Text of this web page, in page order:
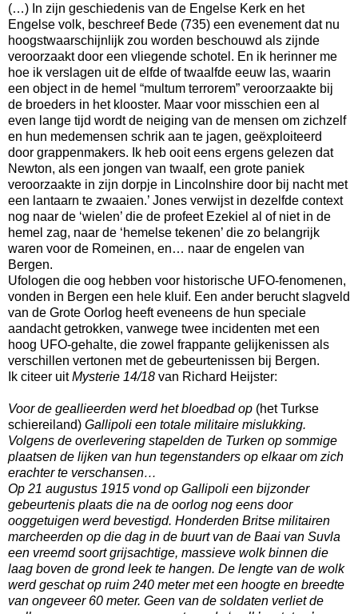
(…) In zijn geschiedenis van de Engelse Kerk en het
Engelse volk, beschreef Bede (735) een evenement dat nu
hoogstwaarschijnlijk zou worden beschouwd als zijnde
veroorzaakt door een vliegende schotel. En ik herinner me
hoe ik verslagen uit de elfde of twaalfde eeuw las, waarin
een object in de hemel “multum terrorem” veroorzaakte bij
de broeders in het klooster. Maar voor misschien een al
even lange tijd wordt de neiging van de mensen om zichzelf
en hun medemensen schrik aan te jagen, geëxploiteerd
door grappenmakers. Ik heb ooit eens ergens gelezen dat
Newton, als een jongen van twaalf, een grote paniek
veroorzaakte in zijn dorpje in Lincolnshire door bij nacht met
een lantaarn te zwaaien.’ Jones verwijst in dezelfde context
nog naar de ‘wielen’ die de profeet Ezekiel al of niet in de
hemel zag, naar de ‘hemelse tekenen’ die zo belangrijk
waren voor de Romeinen, en… naar de engelen van
Bergen.
Ufologen die oog hebben voor historische UFO-fenomenen,
vonden in Bergen een hele kluif. Een ander berucht slagveld
van de Grote Oorlog heeft eveneens de hun speciale
aandacht getrokken, vanwege twee incidenten met een
hoog UFO-gehalte, die zowel frappante gelijkenissen als
verschillen vertonen met de gebeurtenissen bij Bergen.
Ik citeer uitMysterie 14/18 van Richard Heijster:
Voor de geallieerden werd het bloedbad op (het Turkse
schiereiland) Gallipoli een totale militaire mislukking.
Volgens de overlevering stapelden de Turken op sommige
plaatsen de lijken van hun tegenstanders op elkaar om zich
erachter te verschansen…
Op 21 augustus 1915 vond op Gallipoli een bijzonder
gebeurtenis plaats die na de oorlog nog eens door
ooggetuigen werd bevestigd. Honderden Britse militairen
marcheerden op die dag in de buurt van de Baai van Suvla
een vreemd soort grijsachtige, massieve wolk binnen die
laag boven de grond leek te hangen. De lengte van de wolk
werd geschat op ruim 240 meter met een hoogte en breedte
van ongeveer 60 meter. Geen van de soldaten verliet de